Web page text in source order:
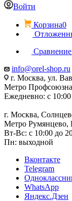
Войти
Корзина0
Сравнение
info@orel-shop.ru
г. Москва, ул.
Метро
Ежедневно: с
г. Москва,
Метро Румянцево,
Вт-Вс: с 10:00 до
Пн: выходной
Вконтакте
Telegram
WhatsApp
Яндекс.Дзен